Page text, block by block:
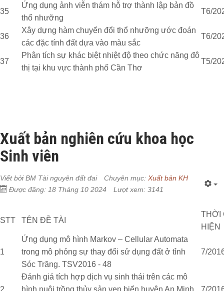
35
Ứng dụng ảnh viễn thám hỗ trợ thành lập bản đồ
thổ nhưỡng
T6/
36
Xây dựng hàm chuyển đổi thổ nhưỡng ước đoán
các đặc tính đất dựa vào màu sắc
T6/
37
Phân tích sự khác biệt nhiệt độ theo chức năng đô
thị tại khu vực thành phố Cần Thơ
T5/
Xuất bản nghiên cứu khoa học
Sinh viên
Viết bởiBM Tài nguyên đất đai Chuyên mục: Xuất bản KH
Được đăng: 18 Tháng 10 2024
Lượt xem: 3141
STT TÊN ĐỀ TÀI
THỜI
HIỆN
1
Ứng dụng mô hình Markov – Cellular Automata
trong mô phỏng sự thay đổi sử dụng đất ở tỉnh
Sóc Trăng. TSV2016 - 48
7/
2
Đánh giá tích hợp dịch vụ sinh thái trên các mô
hình nuôi trồng thủy sản ven biển huyện An Minh
7/